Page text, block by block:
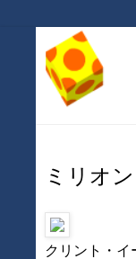
ミリオ
クリント・イ